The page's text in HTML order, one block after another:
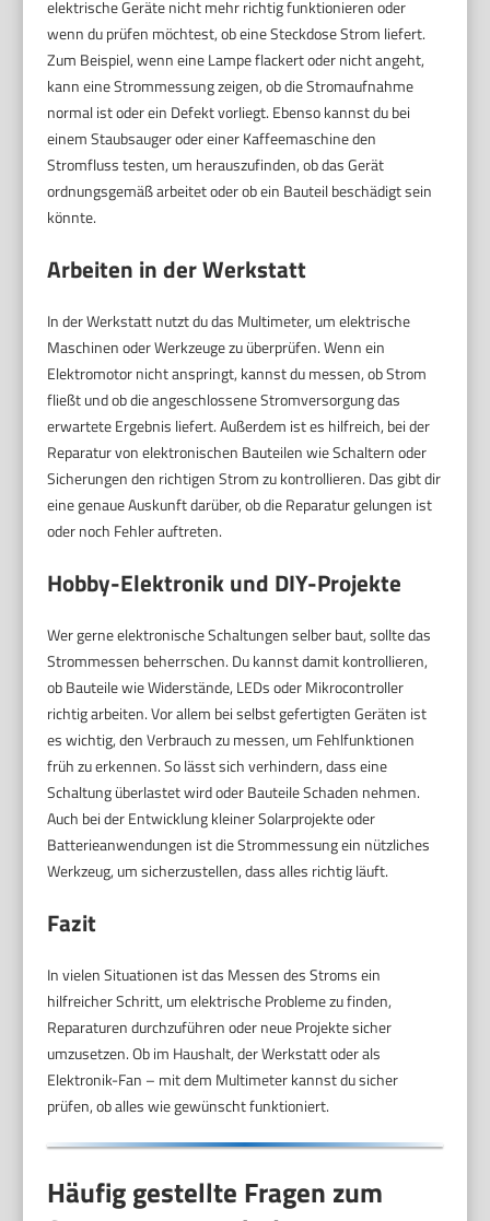
elektrische Geräte nicht mehr richtig funktionieren oder
wenn du prüfen möchtest, ob eine Steckdose Strom liefert.
Zum Beispiel, wenn eine Lampe flackert oder nicht angeht,
kann eine Strommessung zeigen, ob die Stromaufnahme
normal ist oder ein Defekt vorliegt. Ebenso kannst du bei
einem Staubsauger oder einer Kaffeemaschine den
Stromfluss testen, um herauszufinden, ob das Gerät
ordnungsgemäß arbeitet oder ob ein Bauteil beschädigt sein
könnte.
Arbeiten in der Werkstatt
In der Werkstatt nutzt du das Multimeter, um elektrische
Maschinen oder Werkzeuge zu überprüfen. Wenn ein
Elektromotor nicht anspringt, kannst du messen, ob Strom
fließt und ob die angeschlossene Stromversorgung das
erwartete Ergebnis liefert. Außerdem ist es hilfreich, bei der
Reparatur von elektronischen Bauteilen wie Schaltern oder
Sicherungen den richtigen Strom zu kontrollieren. Das gibt dir
eine genaue Auskunft darüber, ob die Reparatur gelungen ist
oder noch Fehler auftreten.
Hobby-Elektronik und DIY-Projekte
Wer gerne elektronische Schaltungen selber baut, sollte das
Strommessen beherrschen. Du kannst damit kontrollieren,
ob Bauteile wie Widerstände, LEDs oder Mikrocontroller
richtig arbeiten. Vor allem bei selbst gefertigten Geräten ist
es wichtig, den Verbrauch zu messen, um Fehlfunktionen
früh zu erkennen. So lässt sich verhindern, dass eine
Schaltung überlastet wird oder Bauteile Schaden nehmen.
Auch bei der Entwicklung kleiner Solarprojekte oder
Batterieanwendungen ist die Strommessung ein nützliches
Werkzeug, um sicherzustellen, dass alles richtig läuft.
Fazit
In vielen Situationen ist das Messen des Stroms ein
hilfreicher Schritt, um elektrische Probleme zu finden,
Reparaturen durchzuführen oder neue Projekte sicher
umzusetzen. Ob im Haushalt, der Werkstatt oder als
Elektronik-Fan – mit dem Multimeter kannst du sicher
prüfen, ob alles wie gewünscht funktioniert.
Häufig gestellte Fragen zum